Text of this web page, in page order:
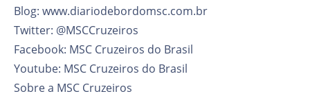
Blog: www.diariodebordomsc.com.br
Twitter: @MSCCruzeiros
Facebook: MSC Cruzeiros do Brasil
Youtube: MSC Cruzeiros do Brasil
Sobre a MSC Cruzeiros